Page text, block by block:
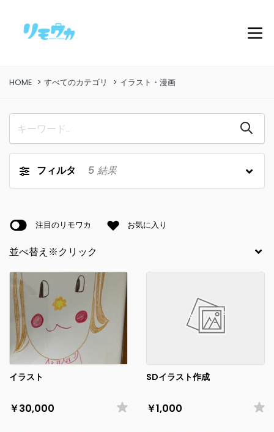
HOME すべてのカテゴリ イラスト・漫画
フィルタ 5 結果
注目のリモワカ お気に入り
イラスト
￥30,000
SDイラスト作成
￥1,000